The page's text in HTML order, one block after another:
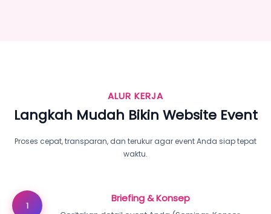
ALUR KERJA
Langkah Mudah Bikin Website Event
Proses cepat, transparan, dan terukur agar event Anda siap tepat
waktu.
1
Briefing & Konsep